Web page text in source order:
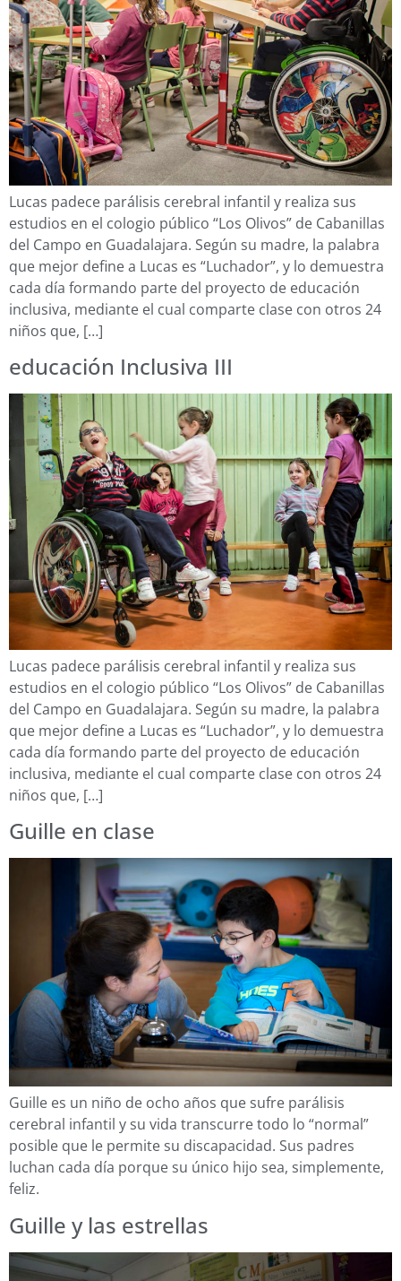
Lucas padece parálisis cerebral infantil y realiza sus
estudios en el cologio público “Los Olivos” de Cabanillas
del Campo en Guadalajara. Según su madre, la palabra
que mejor define a Lucas es “Luchador”, y lo demuestra
cada día formando parte del proyecto de educación
inclusiva, mediante el cual comparte clase con otros 24
niños que, […]
educación Inclusiva III
Lucas padece parálisis cerebral infantil y realiza sus
estudios en el cologio público “Los Olivos” de Cabanillas
del Campo en Guadalajara. Según su madre, la palabra
que mejor define a Lucas es “Luchador”, y lo demuestra
cada día formando parte del proyecto de educación
inclusiva, mediante el cual comparte clase con otros 24
niños que, […]
Guille en clase
Guille es un niño de ocho años que sufre parálisis
cerebral infantil y su vida transcurre todo lo “normal”
posible que le permite su discapacidad. Sus padres
luchan cada día porque su único hijo sea, simplemente,
feliz.
Guille y las estrellas